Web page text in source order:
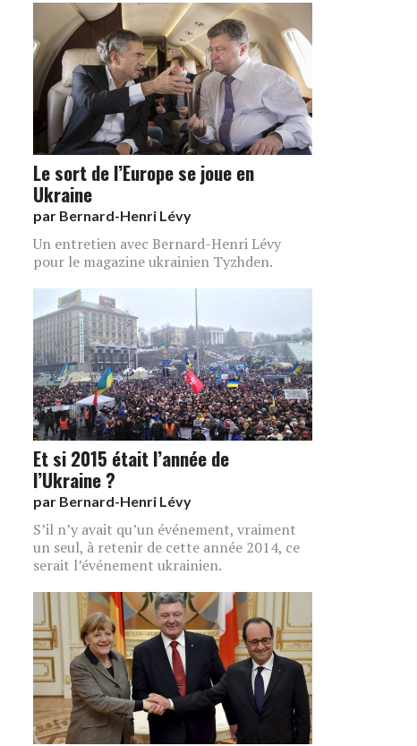
Le sort de l’Europe se joue en
Ukraine
par Bernard-Henri Lévy
Un entretien avec Bernard-Henri Lévy
pour le magazine ukrainien Tyzhden.
Et si 2015 était l’année de
l’Ukraine ?
par Bernard-Henri Lévy
S’il n’y avait qu’un événement, vraiment
un seul, à retenir de cette année 2014, ce
serait l’événement ukrainien.